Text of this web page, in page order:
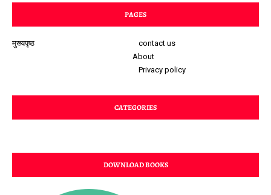
PAGES
मुख्यपृष्ठ
contact us
About
Privacy policy
CATEGORIES
DOWNLOAD BOOKS